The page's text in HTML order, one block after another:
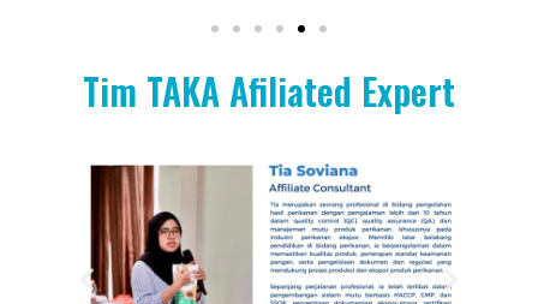
Tim TAKA Afiliated Expert